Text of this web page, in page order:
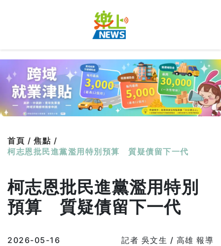
首頁 / 焦點 /
柯志恩批民進黨濫用特別預算 質疑債留下一代
柯志恩批民進黨濫用特別
預算 質疑債留下一代
2026-05-16 記者 吳文生 / 高雄 報導